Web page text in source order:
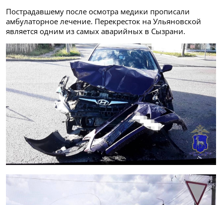
Пострадавшему после осмотра медики прописали
амбулаторное лечение. Перекресток на Ульяновской
является одним из самых аварийных в Сызрани.